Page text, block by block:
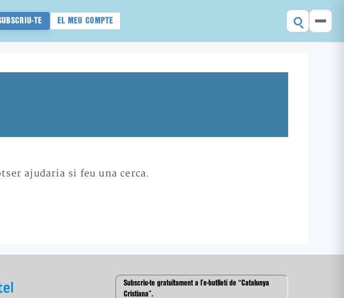
TE EL MEU COMPTE
ajudaria si feu una cerca.
Subscriu-te gratuïtament a l’e-butlletí de “Catalunya
Cristiana”.